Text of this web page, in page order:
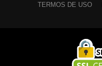
TERMOS DE USO